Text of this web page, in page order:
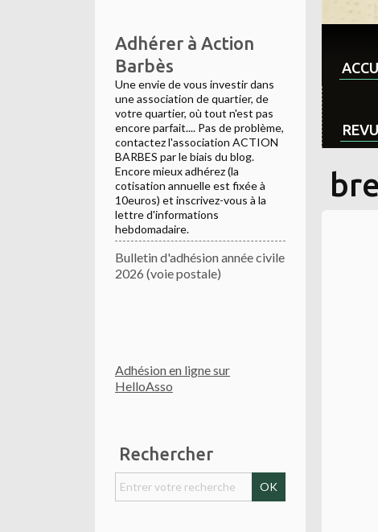
Adhérer à Action
Barbès
Une envie de vous investir dans
une association de quartier, de
votre quartier, où tout n'est pas
encore parfait.... Pas de problème,
contactez l'association ACTION
BARBES par le biais du blog.
Encore mieux adhérez (la
cotisation annuelle est fixée à
10euros) et inscrivez-vous à la
lettre d'informations
hebdomadaire.
Bulletin d'adhésion année civile
2026 (voie postale)
Adhésion en ligne sur
HelloAsso
Rechercher